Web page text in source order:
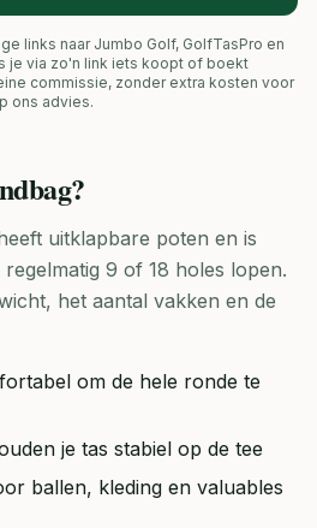
links naar Jumbo Golf, GolfTasPro en
je via zo'n link iets koopt of boekt
commissie, zonder extra kosten voor
ons advies.
?
uitklapbare poten en is
9 of 18 holes lopen.
het aantal vakken en de
om de hele ronde te
je tas stabiel op de tee
ballen, kleding en valuables